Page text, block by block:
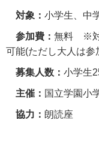
対象： 小学生、中
参加費： 無料 ※対
可能(ただし大人は参
募集人数： 小学生
主催： 国立学園小
協力： 朗読座